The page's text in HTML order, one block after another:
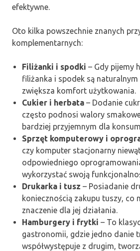
efektywne.
Oto kilka powszechnie znanych
komplementarnych:
Filiżanki i spodki – Gdy pijemy
filiżanka i spodek są naturalnym
zwiększa komfort użytkowania.
Cukier i herbata – Dodanie
często podnosi walory
bardziej przyjemnym dla
Sprzęt komputerowy i
czy komputer stacjonarny
odpowiedniego
wykorzystać swoją
Drukarka i tusz – Posiadanie
koniecznością zakupu tuszy, co
znaczenie dla jej działania.
Hamburgery i frytki – To
gastronomii, gdzie jedno danie
współwystępuje z drugim,